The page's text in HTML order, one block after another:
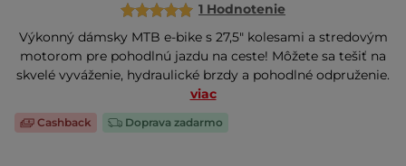
1 Hodnotenie
Výkonný dámsky MTB e-bike s 27,5" kolesami a stredovým
motorom pre pohodlnú jazdu na ceste! Môžete sa tešiť na
skvelé vyváženie, hydraulické brzdy a pohodlné odpruženie.
viac
Cashback Doprava zadarmo